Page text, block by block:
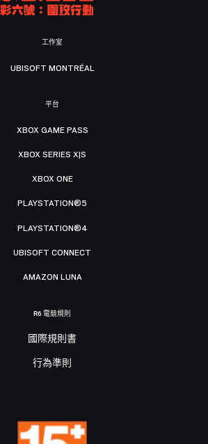
工作室
UBISOFT MONTRÉAL
平台
XBOX GAME PASS
XBOX SERIES X|S
XBOX ONE
PLAYSTATION®5
PLAYSTATION®4
UBISOFT CONNECT
AMAZON LUNA
R6 電競規則
國際規則書
行為準則